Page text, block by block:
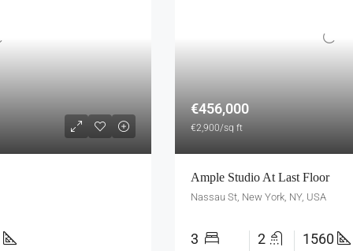
€456,000
€2,900/sq ft
Ample Studio At Last Floor
Nassau St, New York, NY, USA
3 2 1560